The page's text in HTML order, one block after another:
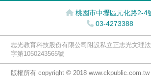
桃園市中壢區元化路2-4
03-4273388
志光教育科技股份有限公司附設私立正志光文理
字第1050243565號
版權所有 copyright © 2018